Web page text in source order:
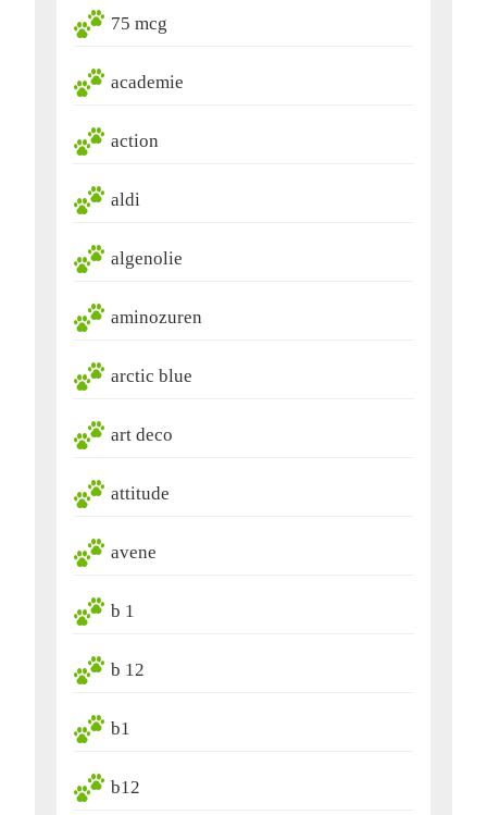
75 mcg
academie
action
aldi
algenolie
aminozuren
arctic blue
art deco
attitude
avene
b 1
b 12
b1
b12